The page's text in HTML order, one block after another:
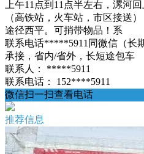
上午11点到11点半左右，漯河
（高铁站，火车站，市区接送）
途径西平。可捎带物品！系
联系电话*****5911同微信（长
承接，省内/省外，长短途包车
联系人：
*****5911
联系电话：
152****5911
微信扫一扫查看电话
推荐信息